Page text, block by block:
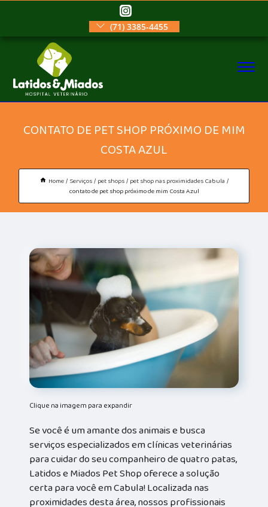
(71) 3385-4455
CONTATO DE PET SHOP PRÓXIMO DE MIM
COSTA AZUL
Home Serviços pet shops pet shop nas proximidades Cabula
contato de pet shop próximo de mim Costa Azul
Clique na imagem para expandir
Se você é um amante dos animais e busca
serviços especializados em clínicas veterinárias
para cuidar do seu companheiro de quatro patas,
Latidos e Miados Pet Shop oferece a solução
certa para você em Cabula! Localizada nas
proximidades desta área, nossos profissionais